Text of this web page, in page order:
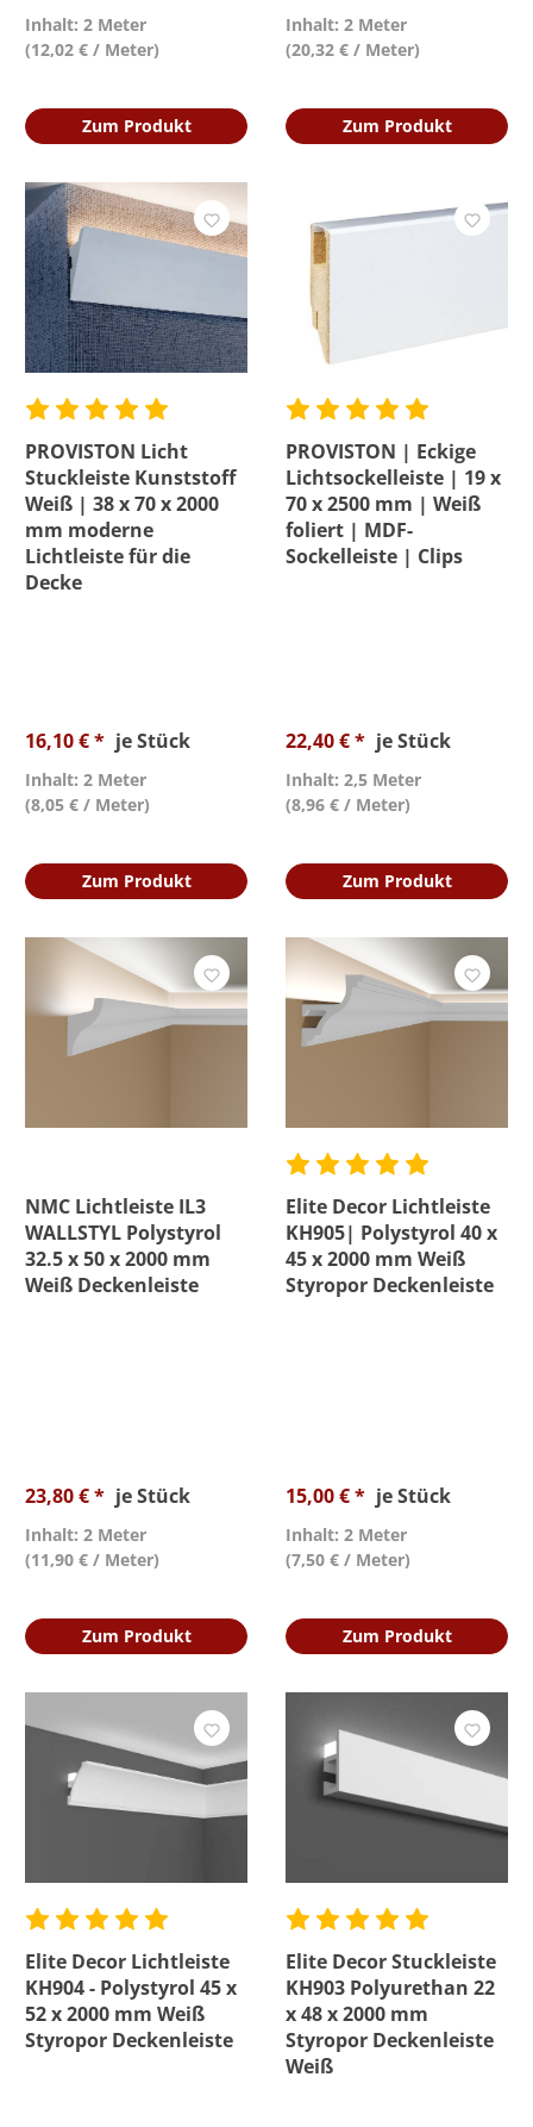
Inhalt: 2 Meter
(12,02 € / Meter)
Zum Produkt
Inhalt: 2 Meter
(20,32 € / Meter)
Zum Produkt
PROVISTON Licht
Stuckleiste Kunststoff
Weiß | 38 x 70 x 2000
mm moderne
Lichtleiste für die
Decke
16,10 € * je Stück
Inhalt: 2 Meter
(8,05 € / Meter)
Zum Produkt
PROVISTON | Eckige
Lichtsockelleiste | 19 x
70 x 2500 mm | Weiß
foliert | MDF-
Sockelleiste | Clips
22,40 € * je Stück
Inhalt: 2,5 Meter
(8,96 € / Meter)
Zum Produkt
NMC Lichtleiste IL3
WALLSTYL Polystyrol
32.5 x 50 x 2000 mm
Weiß Deckenleiste
23,80 € * je Stück
Inhalt: 2 Meter
(11,90 € / Meter)
Zum Produkt
Elite Decor Lichtleiste
KH905| Polystyrol 40 x
45 x 2000 mm Weiß
Styropor Deckenleiste
15,00 € * je Stück
Inhalt: 2 Meter
(7,50 € / Meter)
Zum Produkt
Elite Decor Lichtleiste
KH904 - Polystyrol 45 x
52 x 2000 mm Weiß
Styropor Deckenleiste
Elite Decor Stuckleiste
KH903 Polyurethan 22
x 48 x 2000 mm
Styropor Deckenleiste
Weiß